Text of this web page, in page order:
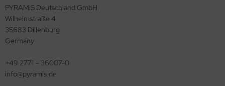
PYRAMIS Deutschland GmbH
Wilhelmstraße 4
35683 Dillenburg
Germany
+49 2771 – 36007-0
info@pyramis.de